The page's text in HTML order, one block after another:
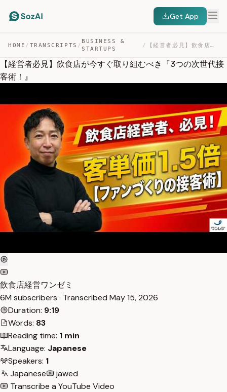
Get App
HOME / TRANSCRIPTS /
BUSINESS &
STARTUPS
/ 【経営者必見】飲食店が今すぐ取り組むべき『3つの次世代接客術！』 — TRANSCRIPT
【経営者必見】飲食店が今すぐ取り組むべき『3つの次世代接
客術！』
飲食店経営ワンゼミ
6M subscribers · Transcribed May 15, 2026
Duration: 9:19
Words: 83
Reading time: 1 min
Language: Japanese
Speakers: 1
Japanese
jawed
Transcribe a YouTube Video